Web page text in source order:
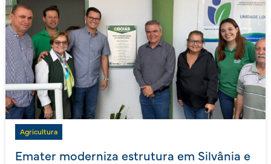
Agricultura
Emater moderniza estrutura em Silvânia e